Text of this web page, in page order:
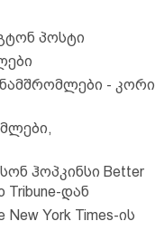
პოსტი
- კორი
ჰოპკინსი Better
Tribune-დან
New York Times-ის